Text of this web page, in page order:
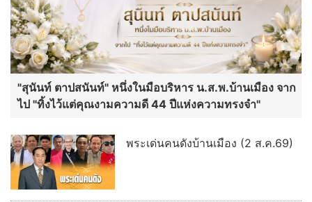
"สุนันท์ ตาปสนันท์" หนึ่งในมือบริหาร น.ส.พ.บ้านเมือง จาก
ไป "ทิ้งไว้แต่คุณงามความดี 44 ปีแห่งความทรงจำ"
พระเด่นคนดังบ้านเมือง (2 ส.ค.69)